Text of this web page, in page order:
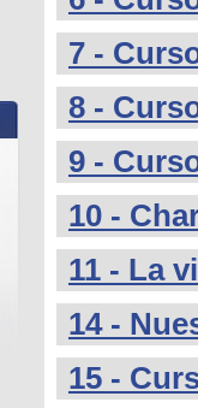
7 -
8 -
9 -
10 -
11 - La
14 -
15 -